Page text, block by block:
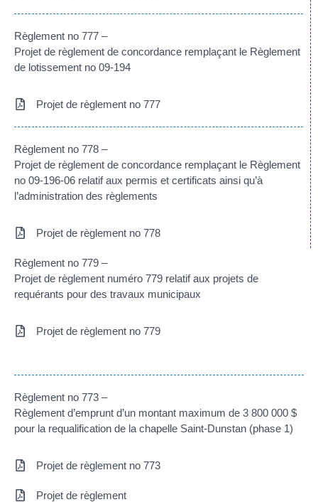
Règlement no 777 –
Projet de règlement de concordance remplaçant le Règlement
de lotissement no 09‑194
Projet de règlement no 777
Règlement no 778 –
Projet de règlement de concordance remplaçant le Règlement
no 09-196-06 relatif aux permis et certificats ainsi qu’à
l’administration des règlements
Projet de règlement no 778
Règlement no 779 –
Projet de règlement numéro 779 relatif aux projets de
requérants pour des travaux municipaux
Projet de règlement no 779
Règlement no 773 –
Règlement d’emprunt d’un montant maximum de 3 800 000 $
pour la requalification de la chapelle Saint-Dunstan (phase 1)
Projet de règlement no 773
Projet de règlement